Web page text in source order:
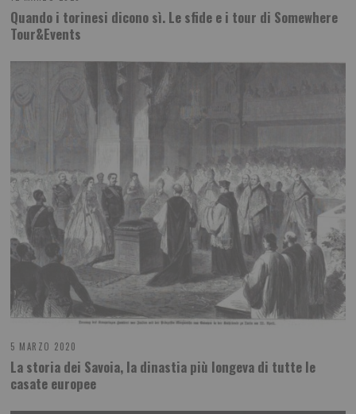
Quando i torinesi dicono sì. Le sfide e i tour di Somewhere
Tour&Events
5 MARZO 2020
La storia dei Savoia, la dinastia più longeva di tutte le
casate europee